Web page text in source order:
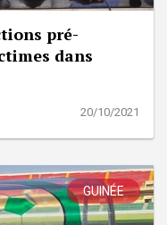
pré-
dans
20/10/2021
GUINÉE